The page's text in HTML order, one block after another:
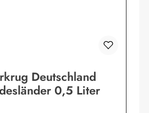
Deutschland
0,5 Liter